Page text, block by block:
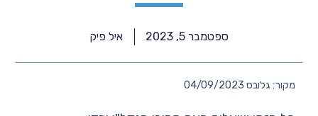
ספטמבר 5, 2023 איל פיק
מקור: גלובס 04/09/2023